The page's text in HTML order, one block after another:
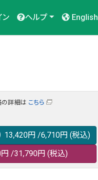
ン ヘルプ English
の詳細は こちら
13,420円 /6,710円 (税込)
/31,790円 (税込)